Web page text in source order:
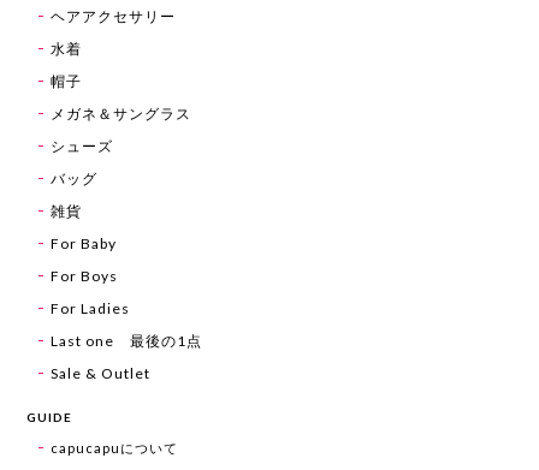
ヘアアクセサリー
水着
帽子
メガネ＆サングラス
シューズ
バッグ
雑貨
For Baby
For Boys
For Ladies
Last one 最後の1点
Sale & Outlet
GUIDE
capucapuについて